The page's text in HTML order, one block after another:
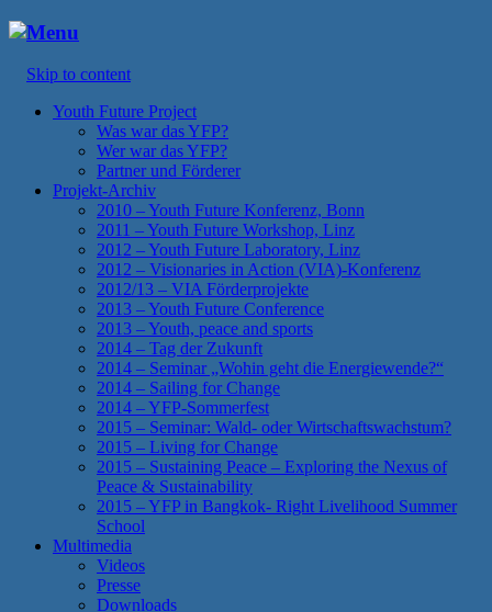
Menu
Skip to content
Youth Future Project
Was war das YFP?
Wer war das YFP?
Partner und Förderer
Projekt-Archiv
2010 – Youth Future Konferenz, Bonn
2011 – Youth Future Workshop, Linz
2012 – Youth Future Laboratory, Linz
2012 – Visionaries in Action (VIA)-Konferenz
2012/13 – VIA Förderprojekte
2013 – Youth Future Conference
2013 – Youth, peace and sports
2014 – Tag der Zukunft
2014 – Seminar „Wohin geht die Energiewende?“
2014 – Sailing for Change
2014 – YFP-Sommerfest
2015 – Seminar: Wald- oder Wirtschaftswachstum?
2015 – Living for Change
2015 – Sustaining Peace – Exploring the Nexus of
Peace & Sustainability
2015 – YFP in Bangkok- Right Livelihood Summer
School
Multimedia
Videos
Presse
Downloads